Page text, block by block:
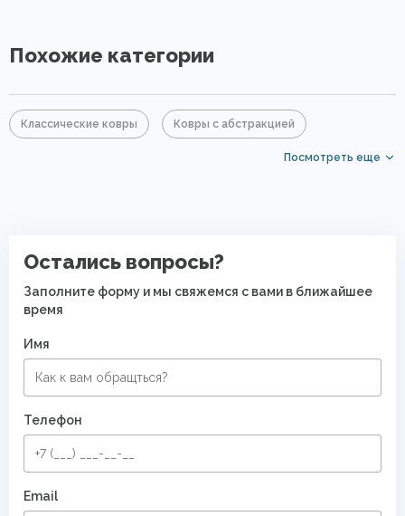
Похожие категории
Классические ковры Ковры с абстракцией
Посмотреть еще
Остались вопросы?
Заполните форму и мы свяжемся с вами в ближайшее
время
Имя
Телефон
Email